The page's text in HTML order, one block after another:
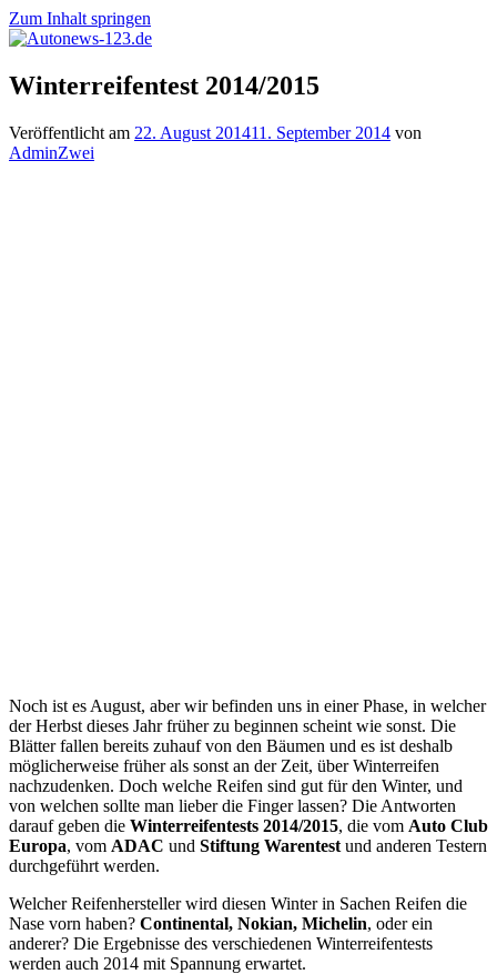
Zum Inhalt springen
Autonews-
123.de
Autonews
mit
Winterreifentest 2014/2015
Veröffentlicht am 22. August 201411. September 2014 von
AdminZwei
Noch ist es August, aber wir befinden uns in einer Phase, in welcher
der Herbst dieses Jahr früher zu beginnen scheint wie sonst. Die
Blätter fallen bereits zuhauf von den Bäumen und es ist deshalb
möglicherweise früher als sonst an der Zeit, über Winterreifen
nachzudenken. Doch welche Reifen sind gut für den Winter, und
von welchen sollte man lieber die Finger lassen? Die Antworten
darauf geben die Winterreifentests 2014/2015, die vom Auto Club
Europa, vom ADAC und Stiftung Warentest und anderen Testern
durchgeführt werden.
Welcher Reifenhersteller wird diesen Winter in Sachen Reifen die
Nase vorn haben? Continental, Nokian, Michelin, oder ein
anderer? Die Ergebnisse des verschiedenen Winterreifentests
werden auch 2014 mit Spannung erwartet.